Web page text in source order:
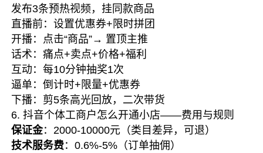
发布3条预热视频，挂同款商品
直播前：设置优惠券+限时拼团
开播：点击“商品”→ 置顶主推
话术：痛点+卖点+价格+福利
互动：每10分钟抽奖1次
逼单：倒计时+限量+优惠券
下播：剪5条高光回放，二次带货
6. 抖音个体工商户怎么开通小店——费用与规则
保证金：2000-10000元（类目差异，可退）
技术服务费：0.6%-5%（订单抽佣）